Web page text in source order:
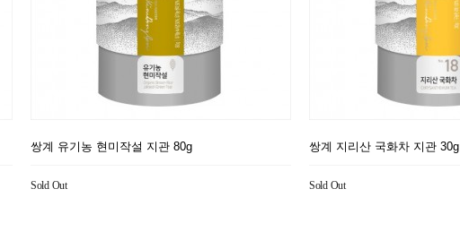
쌍계 유기농 현미작설 지관 80g
Sold Out
쌍계 지리산 국화차 지관 30g
Sold Out